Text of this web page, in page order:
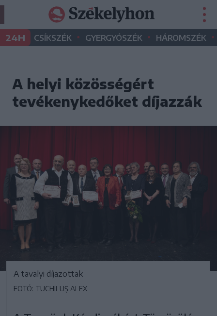
24H CSÍKSZÉK • GYERGYÓSZÉK • HÁROMSZÉK •
A helyi közösségért
tevékenykedőket díjazzák
A tavalyi díjazottak
FOTÓ: TUCHILUȘ ALEX